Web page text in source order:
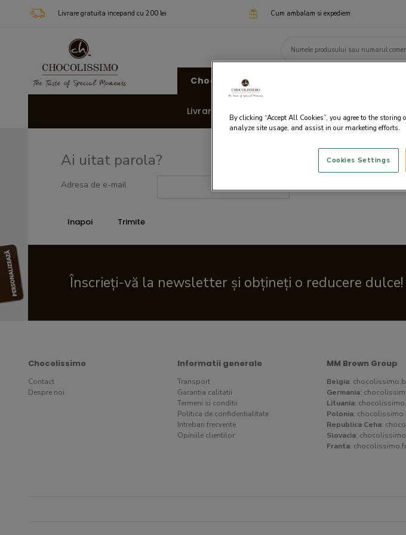
Livrare gratuita incepand cu 200 lei Cum ambalam si expediem
Chocolissimo
Livrare rapida 🚚
Ai uitat parola?
Adresa de e-mail
Înscrieți-vă la newsletter și obțineți o reducere dulce!
Chocolissimo
Contact
Despre noi
Informatii generale
Transport
Garantia calitatii
Termeni si conditii
Politica de confidentialitate
Intrebari frecvente
Opiniile clientilor
MM Brown Group
Belgia:
Germania:
Lituania:
Polonia:
Republica Ceha:
Slovacia:
Franta: chocolissimo.fr
By clicking “Accept All Cookies”, you agree to the
analyze site usage, and assist in our marketing efforts.
Cookies Settings